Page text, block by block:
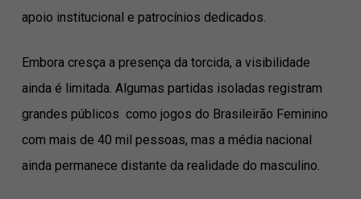
apoio institucional e patrocínios dedicados.
Embora cresça a presença da torcida, a visibilidade
ainda é limitada. Algumas partidas isoladas registram
grandes públicos como jogos do Brasileirão Feminino
com mais de 40 mil pessoas, mas a média nacional
ainda permanece distante da realidade do masculino.